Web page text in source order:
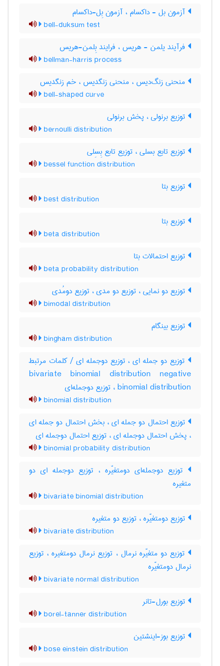
آزمون بل - داکسام ، آزمون بِل-داکسام
bell-duksum test
فرآیند یلمن - هریس ، فرایند بِلمن-هریس
bellman-harris process
منحنی زنگ‌دیس ، منحنی زنگدیس ، خم زنگدیس
bell-shaped curve
توزیع برنولی ، پخش برنولی
bernoulli distribution
توزیع تابع بسلی ، توزیع تابع بِسِلی
bessel function distribution
توزیع بتا
best distribution
توزیع بتا
beta distribution
توزیع احتمالات بتا
beta probability distribution
توزیع دو نمایی ، توزیع دو مدی ، توزیع دومُدی
bimodal distribution
توزیع بینگام
bingham distribution
توزیع دو جمله ای ، توزیع دوجمله ای / کلمات مرتبط
bivariate binomial distribution negative
binomial distribution ، توزیع دوجمله‌ای
binomial distribution
توزیع احتمال دو جمله ای ، بخش احتمال دو جمله ای
، پخش احتمال دوجمله ای ، توزیع احتمال دوجمله ای
binomial probability distribution
توزیع دوجمله‌ای دومتغیّره ، توزیع دوجمله ای دو
متغیره
bivariate binomial distribution
توزیع دومتغیّره ، توزیع دو متغیره
bivariate distribution
توزیع دو متغیّره نرمال ، توزیع نرمال دومتغیره ، توزیع
نرمال دومتغیّره
bivariate normal distribution
توزیع بورل-تانر
borel-tanner distribution
توزیع بوز-اینشتین
bose einstein distribution